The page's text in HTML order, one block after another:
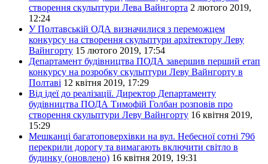
створення скульптури Лева Вайнгорта 2 лютого 2019,
12:24
У Полтавській ОДА визначилися з переможцем
конкурсу на створення скульптури архітектору Леву
Вайнгорту 15 лютого 2019, 17:54
Департамент будівництва ПОДА завершив перший етап
конкурсу на розробку скульптури Леву Вайнгорту в
Полтаві 12 квітня 2019, 17:29
Від ідеї до реалізації. Директор Департаменту
будівництва ПОДА Тимофій Голбан розповів про
створення скульптури Леву Вайнгорту 16 квітня 2019,
15:29
Мешканці багатоповерхівки на вул. Небесної сотні 79б
перекрили дорогу та вимагають включити світло в
будинку (оновлено) 16 квітня 2019, 19:31